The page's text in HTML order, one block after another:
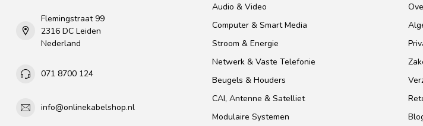
Flemingstraat 99
2316 DC Leiden
Nederland
071 8700 124
info@onlinekabelshop.nl
Audio & Video
Computer & Smart Media
Stroom & Energie
Netwerk & Vaste Telefonie
Beugels & Houders
CAI, Antenne & Satelliet
Modulaire Systemen